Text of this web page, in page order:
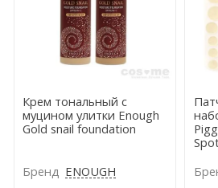
Крем тональный с
муцином улитки Enough
Gold snail foundation
Бренд ENOUGH